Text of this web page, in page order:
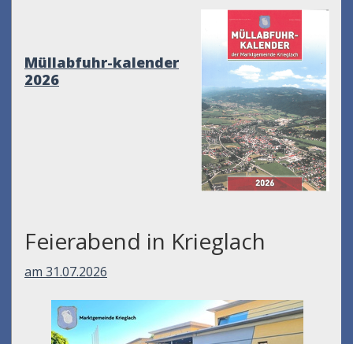
Müllabfuhr-kalender
2026
Feierabend in Krieglach
am 31.07.2026